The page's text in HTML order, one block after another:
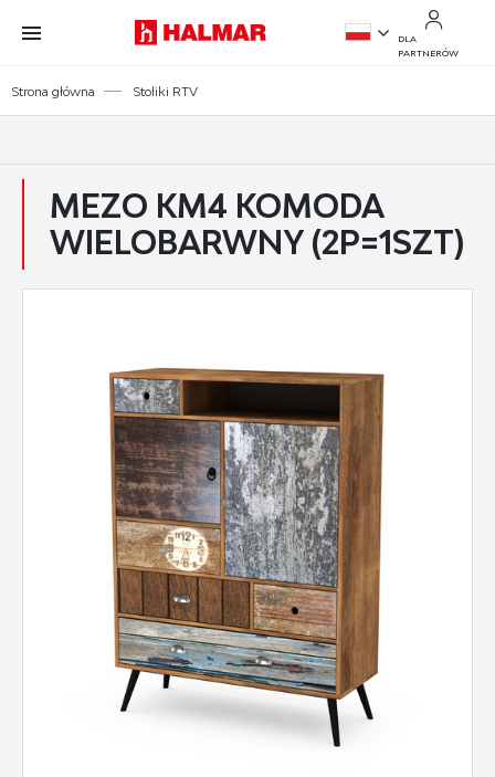
Przejdź do treści.
Przejdź do menu.
Przejdź do wyszukiwarki.
DLA
PARTNERÓW
Strona główna Stoliki RTV
MEZO KM4 KOMODA
WIELOBARWNY (2P=1SZT)